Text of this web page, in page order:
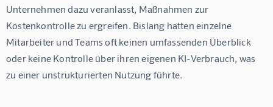
Unternehmen dazu veranlasst, Maßnahmen zur
Kostenkontrolle zu ergreifen. Bislang hatten einzelne
Mitarbeiter und Teams oft keinen umfassenden Überblick
oder keine Kontrolle über ihren eigenen KI-Verbrauch, was
zu einer unstrukturierten Nutzung führte.